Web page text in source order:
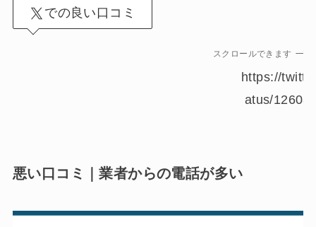
での良い口コミ
スクロールできます
https://
atus/
悪い口コミ｜業者からの電話が多い